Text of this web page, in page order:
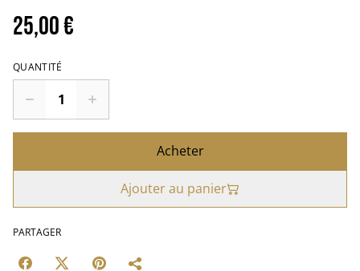
25,00 €
QUANTITÉ
Acheter
Ajouter au panier
PARTAGER